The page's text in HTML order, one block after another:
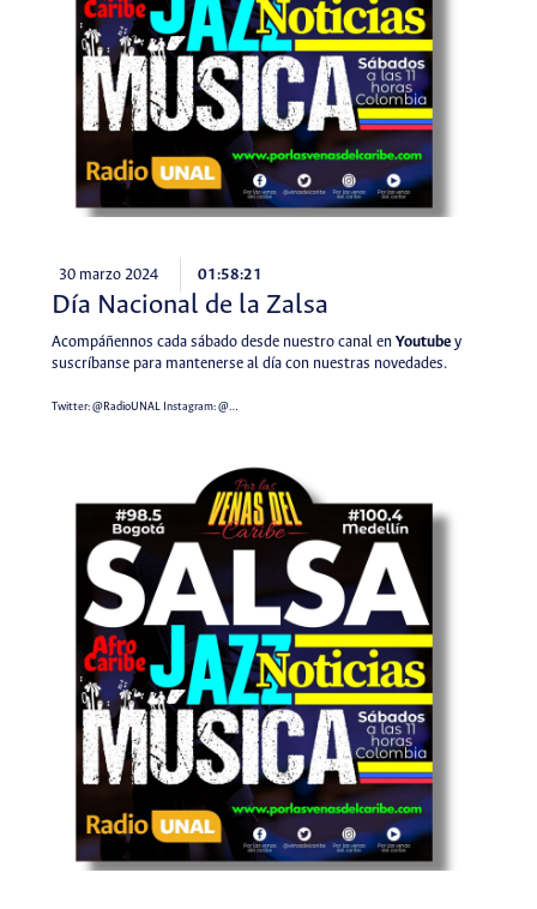
30 marzo 2024 01:58:21
Día Nacional de la Zalsa
Acompáñennos cada sábado desde nuestro canal en Youtubey
suscríbanse para mantenerse al día con nuestras novedades.
Twitter:@RadioUNALInstagram:@…